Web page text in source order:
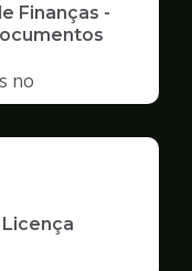
Finanças -
no